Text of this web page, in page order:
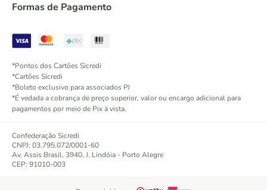
Formas de Pagamento
*Pontos dos Cartões Sicredi
*Cartões Sicredi
*Boleto exclusivo para associados PJ
*É vedada a cobrança de preço superior, valor ou encargo adicional para
pagamentos por meio de Pix à vista.
Confederação Sicredi
CNPJ: 03.795.072/0001-60
Av. Assis Brasil, 3940, J. Lindóia - Porto Alegre
CEP: 91010-003